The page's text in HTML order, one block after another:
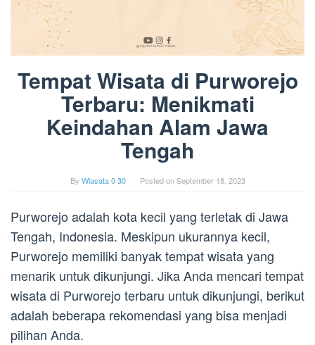
Tempat Wisata di Purworejo
Terbaru: Menikmati
Keindahan Alam Jawa
Tengah
By Wiasata 0 30 Posted onSeptember 18, 2023
Purworejo adalah kota kecil yang terletak di Jawa
Tengah, Indonesia. Meskipun ukurannya kecil,
Purworejo memiliki banyak tempat wisata yang
menarik untuk dikunjungi. Jika Anda mencari tempat
wisata di Purworejo terbaru untuk dikunjungi, berikut
adalah beberapa rekomendasi yang bisa menjadi
pilihan Anda.